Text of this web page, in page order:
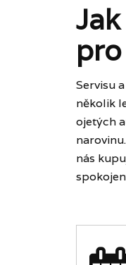
Servisu
několik
ojetých
nás